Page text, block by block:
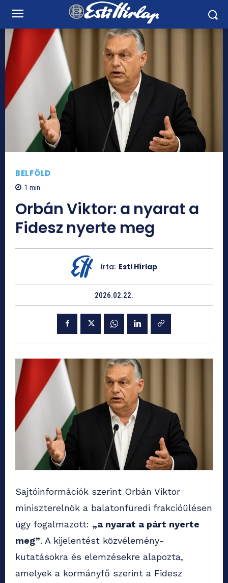
BELFÖLD
1 min.
Orbán Viktor: a nyarat a
Fidesz nyerte meg
írta: Esti Hírlap
2026.02.22.
Sajtóinformációk szerint Orbán Viktor
miniszterelnök a balatonfüredi frakcióülésen
úgy fogalmazott: „a nyarat a párt nyerte
meg”. A kijelentést közvélemény-
kutatásokra és elemzésekre alapozta,
amelyek a kormányfő szerint a Fidesz